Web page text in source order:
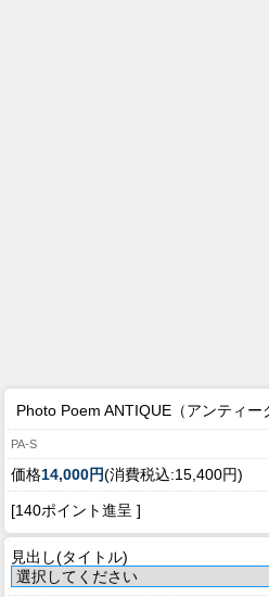
Photo Poem ANTIQUE（アンティ
PA-S
価格14,000円(消費税込:15,400円)
[140ポイント進呈 ]
見出し(タイトル)